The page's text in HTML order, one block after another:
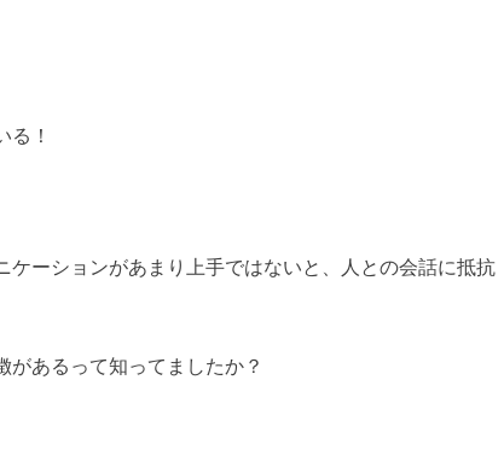
る！
ケーションがあまり上手ではないと、人との会話に抵抗
があるって知ってましたか？